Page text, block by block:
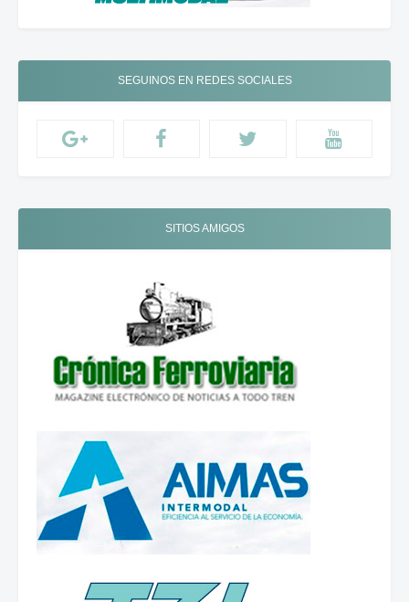
SEGUINOS EN REDES SOCIALES
SITIOS AMIGOS